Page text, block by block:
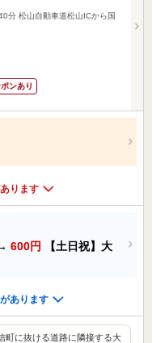
分 松山自動車道松山ICから国
ンあり
ります
600円
【土日祝】大
あります
町に抜ける道路に隣接する大